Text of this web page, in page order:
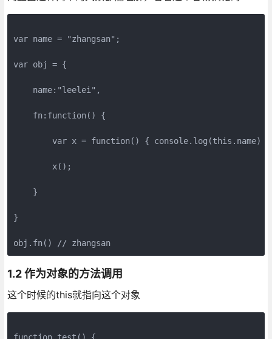
var name = "zhangsan";
var obj = {
name:"leelei",
fn:function() {
var x = function() { console.log(this.name)
x();
}
}
obj.fn() // zhangsan
1.2 作为对象的方法调用
这个时候的this就指向这个对象
function test() {